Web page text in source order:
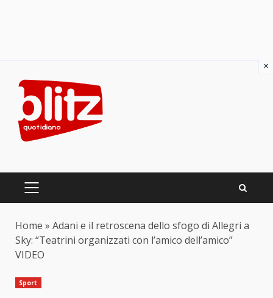
content
PRIMARY
Home » Adani e il retroscena dello sfogo di Allegri a
Sky: “Teatrini organizzati con l’amico dell’amico”
VIDEO
Sport
×